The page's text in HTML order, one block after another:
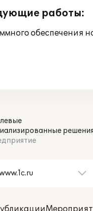
работы:
обеспечения
решения